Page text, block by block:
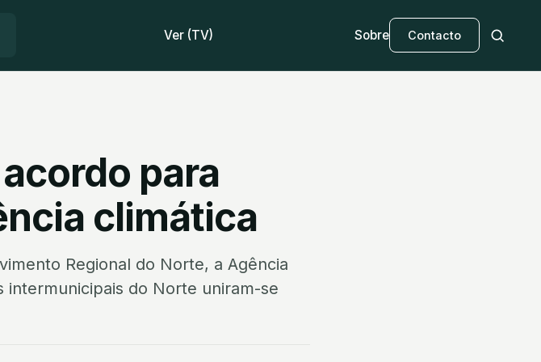
Ver (TV) Sobre Contacto
para
climática
Regional do Norte, a Agência
intermunicipais do Norte uniram-se